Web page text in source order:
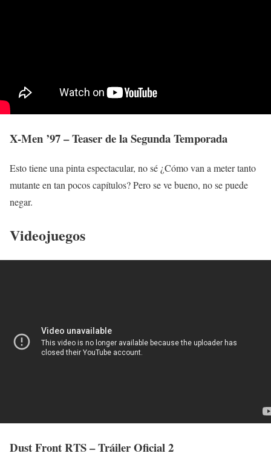
X-Men ’97 – Teaser de la Segunda Temporada
Esto tiene una pinta espectacular, no sé ¿Cómo van a meter tanto
mutante en tan pocos capítulos? Pero se ve bueno, no se puede
negar.
Videojuegos
Dust Front RTS – Tráiler Oficial 2